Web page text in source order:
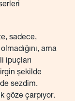
sadece,
ama
ipuçları
şekilde
sezdim.
göze çarpıyor.